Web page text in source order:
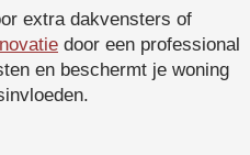
extra dakvensters of
door een professional
en beschermt je woning